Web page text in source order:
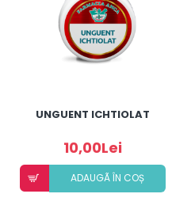
UNGUENT ICHTIOLAT
10,00Lei
ADAUGÃ ÎN COȘ